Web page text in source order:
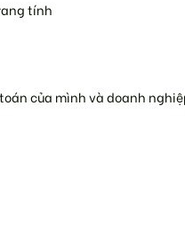
tính
của mình và doanh